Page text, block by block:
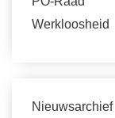
Werkloosheid
Nieuwsarchief